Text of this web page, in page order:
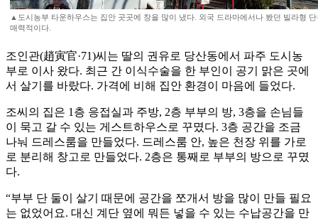
▲도시농부 타운하우스는 집안 곳곳에 창을 많이 냈다. 외국 드라마에서나 봤던 빌라형
매력적이다.
조인관(趙寅官·71)씨는 딸의 권유로 당산동에서 파주 도시농
부로 이사 왔다. 최근 간 이식수술을 한 부인이 공기 맑은 곳에
서 살기를 바랐다. 가격에 비해 집안 환경이 마음에 들었다.
조씨의 집은 1층 응접실과 주방, 2층 부부의 방, 3층을 손님들
이 묵고 갈 수 있는 게스트하우스로 꾸몄다. 3층 공간을 조금
나눠 드레스룸을 만들었다. 드레스룸 안, 높은 천장 위를 가로
로 분리해 창고로 만들었다. 2층은 통째로 부부의 방으로 꾸몄
다.
“부부 단 둘이 살기 때문에 공간을 쪼개서 방을 많이 만들 필요
는 없었어요. 대신 계단 옆에 뭐든 넣을 수 있는 수납공간을 만